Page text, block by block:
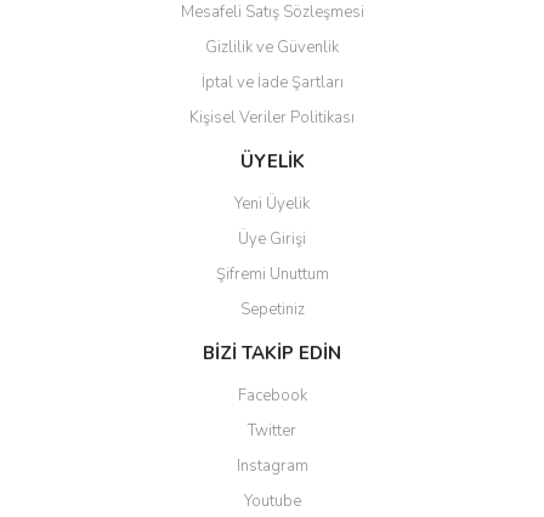
Mesafeli Satış Sözleşmesi
Gizlilik ve Güvenlik
İptal ve İade Şartları
Kişisel Veriler Politikası
ÜYELİK
Yeni Üyelik
Üye Girişi
Şifremi Unuttum
Sepetiniz
BİZİ TAKİP EDİN
Facebook
Twitter
Instagram
Youtube